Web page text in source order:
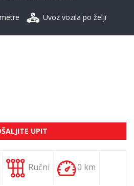
Uvoz vozila po želji
UPIT
Ručni 0 km